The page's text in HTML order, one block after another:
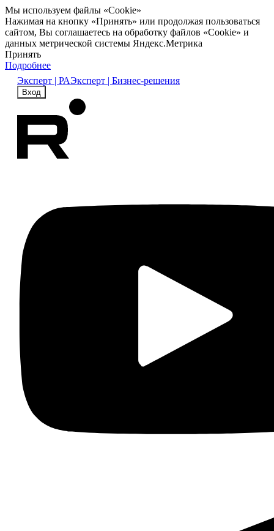
Мы используем файлы «Cookie»
Нажимая на кнопку «Принять» или продолжая пользоваться
сайтом, Вы соглашаетесь на обработку файлов «Cookie» и
данных метрической системы Яндекс.Метрика
Принять
Подробнее
Эксперт | РАЭксперт | Бизнес-решения
Вход